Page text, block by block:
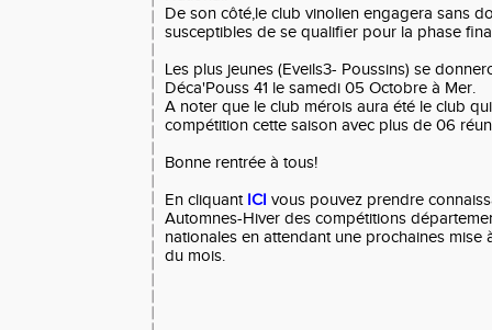
De son côté,le club vinolien engagera sans
susceptibles de se qualifier pour la phase
Les plus jeunes (Eveils3- Poussins) se
Déca'Pouss 41 le samedi 05 Octobre à Mer.
A noter que le club mérois aura été le club
compétition cette saison avec plus de 06
Bonne rentrée à tous!
En cliquant ICI vous pouvez prendre
Automnes-Hiver des compétitions
nationales en attendant une prochaines mise
du mois.